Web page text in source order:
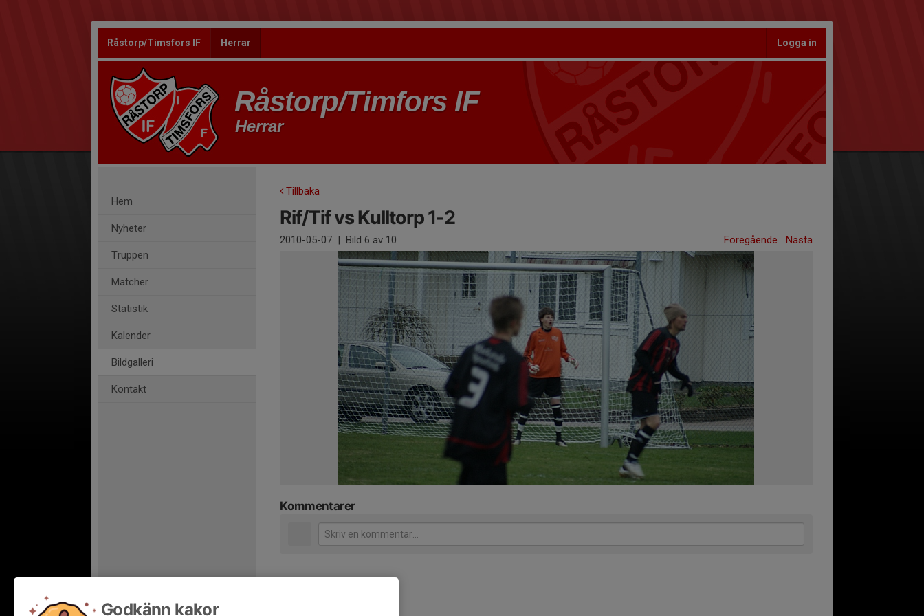
Råstorp/Timsfors IF Herrar Logga in
Råstorp/Timfors IF
Herrar
Hem
Nyheter
Truppen
Matcher
Statistik
Kalender
Bildgalleri
Kontakt
Tillbaka
Rif/Tif vs Kulltorp 1-2
2010-05-07 | Bild 6 av 10 Föregående Nästa
Kommentarer
Godkänn kakor